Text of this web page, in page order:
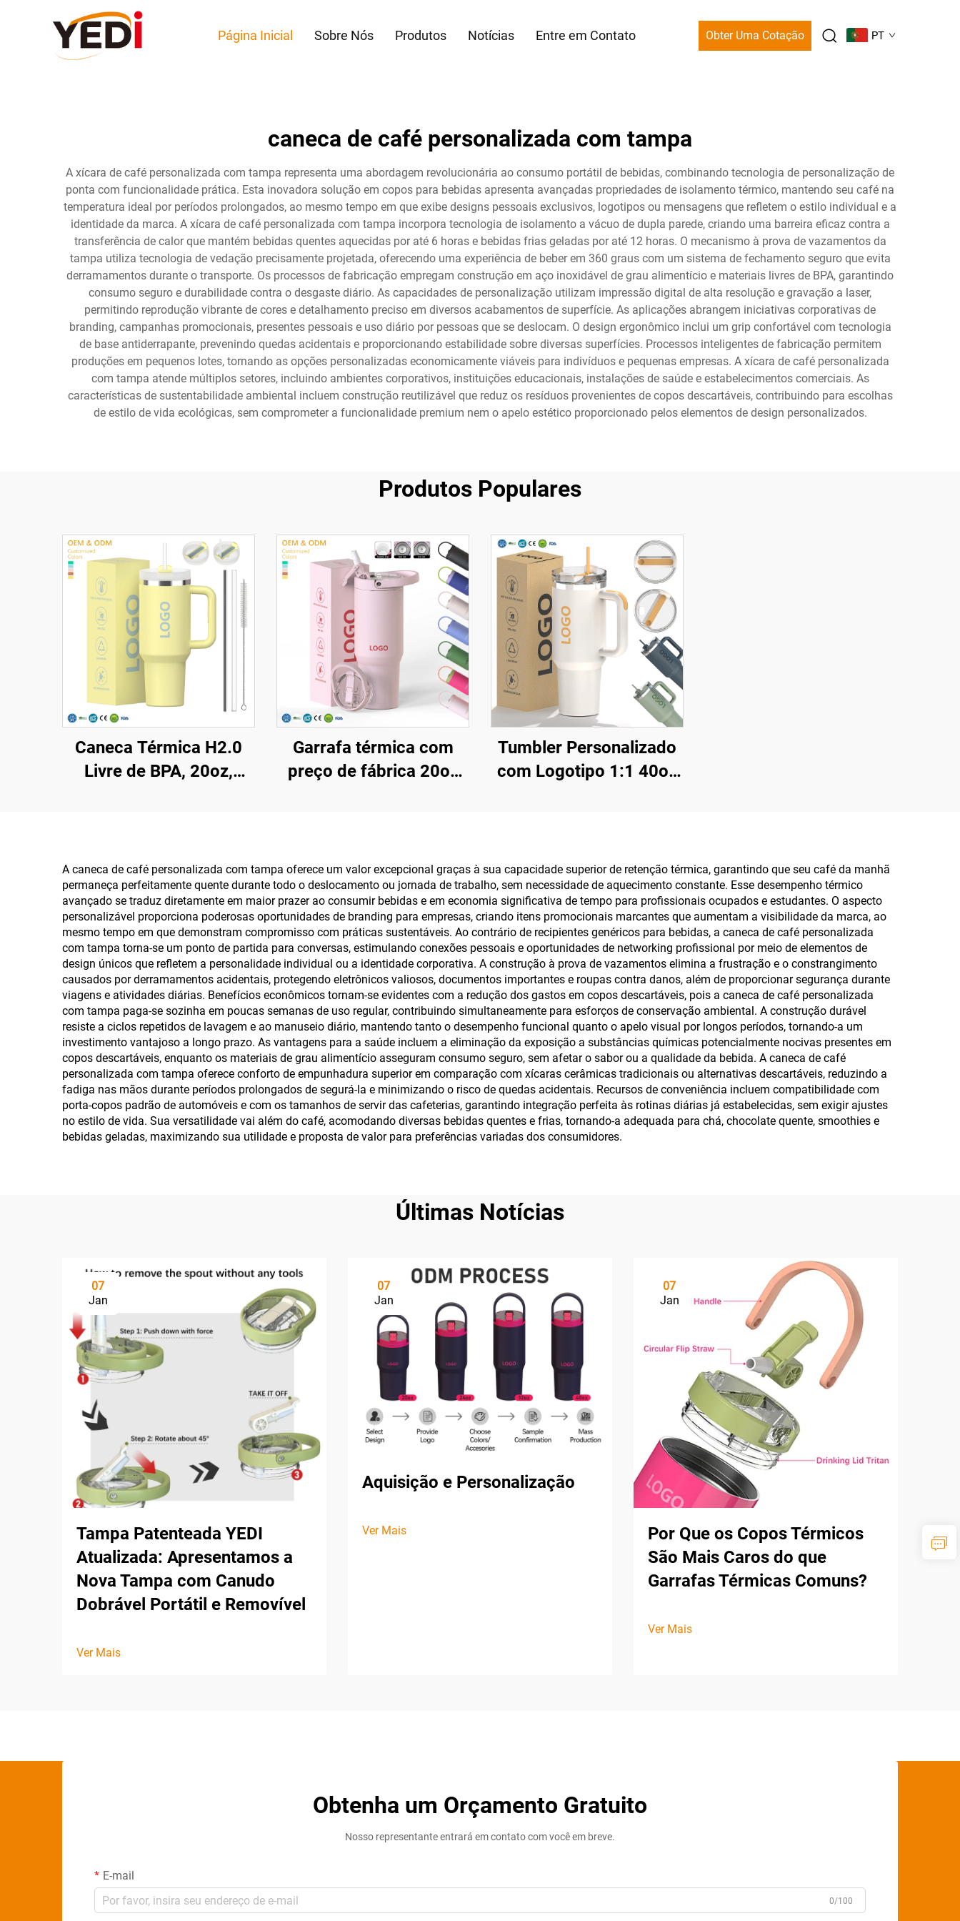
Página Inicial Sobre Nós Produtos Notícias Entre em Contato Obter Uma Cotação PT
caneca de café personalizada com tampa
A xícara de café personalizada com tampa representa uma abordagem revolucionária ao consumo portátil de bebidas, combinando tecnologia de personalização de
ponta com funcionalidade prática. Esta inovadora solução em copos para bebidas apresenta avançadas propriedades de isolamento térmico, mantendo seu café na
temperatura ideal por períodos prolongados, ao mesmo tempo em que exibe designs pessoais exclusivos, logotipos ou mensagens que refletem o estilo individual e a
identidade da marca. A xícara de café personalizada com tampa incorpora tecnologia de isolamento a vácuo de dupla parede, criando uma barreira eficaz contra a
transferência de calor que mantém bebidas quentes aquecidas por até 6 horas e bebidas frias geladas por até 12 horas. O mecanismo à prova de vazamentos da
tampa utiliza tecnologia de vedação precisamente projetada, oferecendo uma experiência de beber em 360 graus com um sistema de fechamento seguro que evita
derramamentos durante o transporte. Os processos de fabricação empregam construção em aço inoxidável de grau alimentício e materiais livres de BPA, garantindo
consumo seguro e durabilidade contra o desgaste diário. As capacidades de personalização utilizam impressão digital de alta resolução e gravação a laser,
permitindo reprodução vibrante de cores e detalhamento preciso em diversos acabamentos de superfície. As aplicações abrangem iniciativas corporativas de
branding, campanhas promocionais, presentes pessoais e uso diário por pessoas que se deslocam. O design ergonômico inclui um grip confortável com tecnologia
de base antiderrapante, prevenindo quedas acidentais e proporcionando estabilidade sobre diversas superfícies. Processos inteligentes de fabricação permitem
produções em pequenos lotes, tornando as opções personalizadas economicamente viáveis para indivíduos e pequenas empresas. A xícara de café personalizada
com tampa atende múltiplos setores, incluindo ambientes corporativos, instituições educacionais, instalações de saúde e estabelecimentos comerciais. As
características de sustentabilidade ambiental incluem construção reutilizável que reduz os resíduos provenientes de copos descartáveis, contribuindo para escolhas
de estilo de vida ecológicas, sem comprometer a funcionalidade premium nem o apelo estético proporcionado pelos elementos de design personalizados.
Produtos Populares
Caneca Térmica H2.0
Livre de BPA, 20oz,
Copo de Aço Inoxidável
Isolado
Garrafa térmica com
preço de fábrica 20oz
em aço inoxidável,
garrafa para sublimação
Tumbler Personalizado
com Logotipo 1:1 40oz
Dia dos Namorados e
Camping
A caneca de café personalizada com tampa oferece um valor excepcional graças à sua capacidade superior de retenção térmica, garantindo que seu café da manhã
permaneça perfeitamente quente durante todo o deslocamento ou jornada de trabalho, sem necessidade de aquecimento constante. Esse desempenho térmico
avançado se traduz diretamente em maior prazer ao consumir bebidas e em economia significativa de tempo para profissionais ocupados e estudantes. O aspecto
personalizável proporciona poderosas oportunidades de branding para empresas, criando itens promocionais marcantes que aumentam a visibilidade da marca, ao
mesmo tempo em que demonstram compromisso com práticas sustentáveis. Ao contrário de recipientes genéricos para bebidas, a caneca de café personalizada
com tampa torna-se um ponto de partida para conversas, estimulando conexões pessoais e oportunidades de networking profissional por meio de elementos de
design únicos que refletem a personalidade individual ou a identidade corporativa. A construção à prova de vazamentos elimina a frustração e o constrangimento
causados por derramamentos acidentais, protegendo eletrônicos valiosos, documentos importantes e roupas contra danos, além de proporcionar segurança durante
viagens e atividades diárias. Benefícios econômicos tornam-se evidentes com a redução dos gastos em copos descartáveis, pois a caneca de café personalizada
com tampa paga-se sozinha em poucas semanas de uso regular, contribuindo simultaneamente para esforços de conservação ambiental. A construção durável
resiste a ciclos repetidos de lavagem e ao manuseio diário, mantendo tanto o desempenho funcional quanto o apelo visual por longos períodos, tornando-a um
investimento vantajoso a longo prazo. As vantagens para a saúde incluem a eliminação da exposição a substâncias químicas potencialmente nocivas presentes em
copos descartáveis, enquanto os materiais de grau alimentício asseguram consumo seguro, sem afetar o sabor ou a qualidade da bebida. A caneca de café
personalizada com tampa oferece conforto de empunhadura superior em comparação com xícaras cerâmicas tradicionais ou alternativas descartáveis, reduzindo a
fadiga nas mãos durante períodos prolongados de segurá-la e minimizando o risco de quedas acidentais. Recursos de conveniência incluem compatibilidade com
porta-copos padrão de automóveis e com os tamanhos de servir das cafeterias, garantindo integração perfeita às rotinas diárias já estabelecidas, sem exigir ajustes
no estilo de vida. Sua versatilidade vai além do café, acomodando diversas bebidas quentes e frias, tornando-a adequada para chá, chocolate quente, smoothies e
bebidas geladas, maximizando sua utilidade e proposta de valor para preferências variadas dos consumidores.
Últimas Notícias
07
Jan
Tampa Patenteada YEDI
Atualizada: Apresentamos a
Nova Tampa com Canudo
Dobrável Portátil e Removível
Ver Mais
07
Jan
Aquisição e Personalização
Ver Mais
07
Jan
Por Que os Copos Térmicos
São Mais Caros do que
Garrafas Térmicas Comuns?
Ver Mais
Obtenha um Orçamento Gratuito
Nosso representante entrará em contato com você em breve.
E-mail
0/100